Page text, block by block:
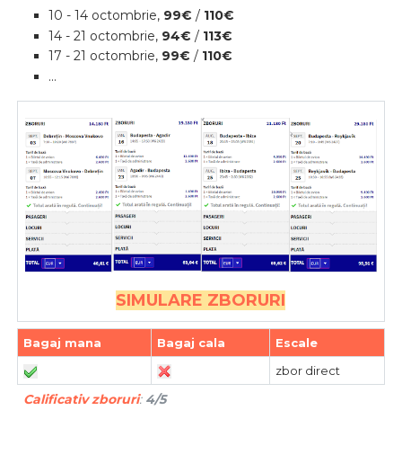
10 - 14 octombrie,99€ /110€
14 - 21 octombrie,94€ /113€
17 - 21 octombrie,99€ /110€
...
SIMULARE ZBORURI
Bagaj mana Bagaj cala
Escale
zbor direct
Calificativ zboruri:4/5